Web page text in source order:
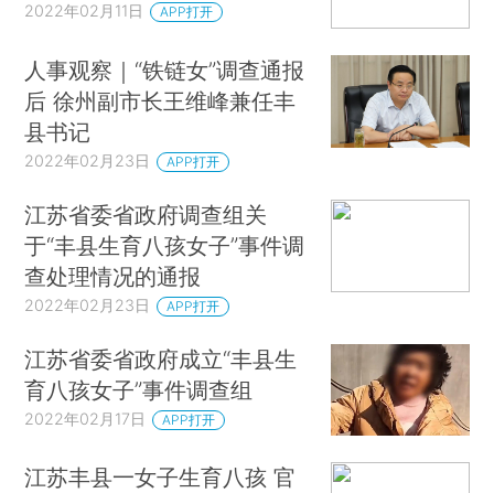
2022年02月11日 APP打开
人事观察｜“铁链女”调查通报
后 徐州副市长王维峰兼任丰
县书记
2022年02月23日 APP打开
江苏省委省政府调查组关
于“丰县生育八孩女子”事件调
查处理情况的通报
2022年02月23日 APP打开
江苏省委省政府成立“丰县生
育八孩女子”事件调查组
2022年02月17日 APP打开
江苏丰县一女子生育八孩 官